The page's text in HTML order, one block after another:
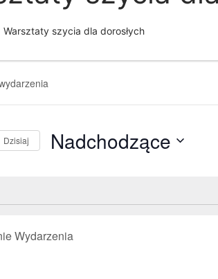
Warsztaty szycia dla dorosłych
Dzisiaj Nadchodzące
Wydarzenia